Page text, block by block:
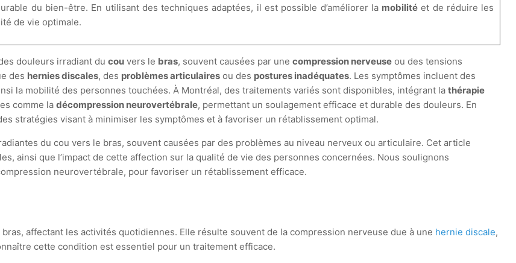
du bien-être. En utilisant des techniques adaptées, il est possible d’améliorer la mobilité et de réduire les
de vie optimale.
douleurs irradiant ducou vers le bras, souvent causées par unecompression nerveuse ou des tensions
des hernies discales, des problèmes articulaires ou des postures inadéquates. Les symptômes incluent des
la mobilité des personnes touchées. À Montréal, des traitements variés sont disponibles, intégrant lathérapie
comme ladécompression neurovertébrale, permettant un soulagement efficace et durable des douleurs. En
stratégies visant à minimiser les symptômes et à favoriser un rétablissement optimal.
du cou vers le bras, souvent causées par des problèmes au niveau nerveux ou articulaire. Cet article
ainsi que l’impact de cette affection sur la qualité de vie des personnes concernées. Nous soulignons
neurovertébrale, pour favoriser un rétablissement efficace.
affectant les activités quotidiennes. Elle résulte souvent de la compression nerveuse due à une hernie discale,
cette condition est essentiel pour un traitement efficace.